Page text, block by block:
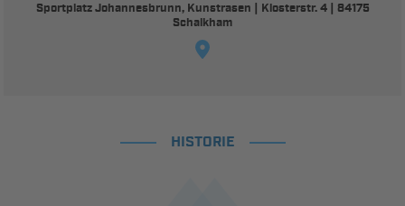
Sportplatz Johannesbrunn, Kunstrasen | Klosterstr. 4 | 84175
Schalkham
HISTORIE